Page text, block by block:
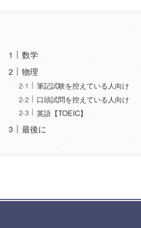
数学
物理
筆記試験を控えている人向け
口頭試問を控えている人向け
英語【TOEIC】
最後に